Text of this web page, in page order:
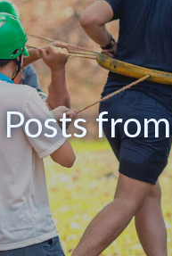
Posts